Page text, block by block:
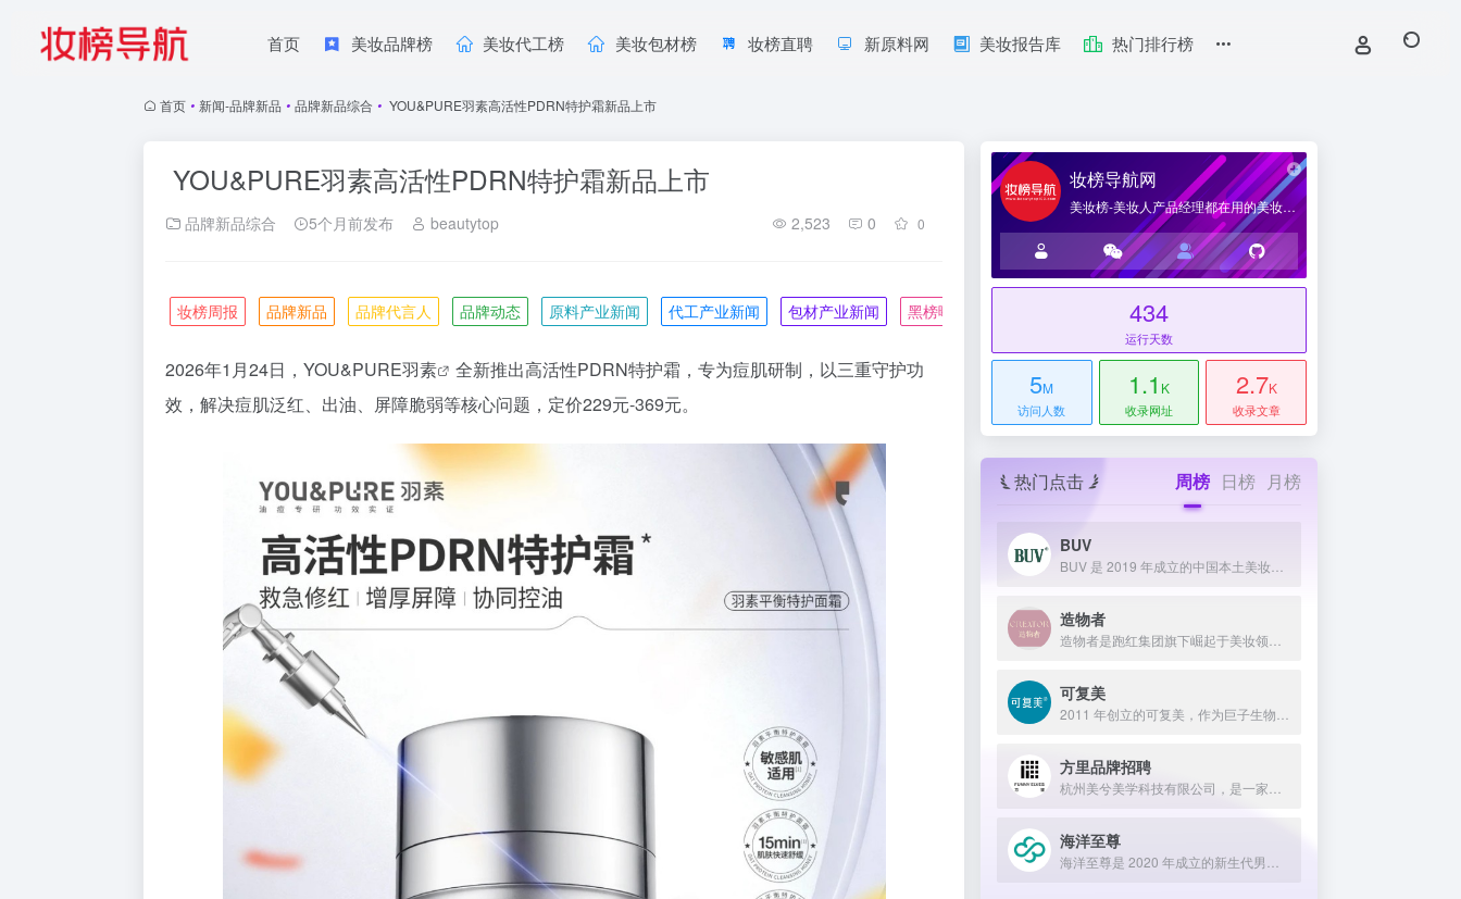
首页 美妆品牌榜 美妆代工榜 美妆包材榜 妆榜直聘 新原料网 美妆报告库 热门排行榜
首页 • 新闻-品牌新品 • 品牌新品综合 • YOU&PURE羽素高活性PDRN特护霜新品上市
YOU&PURE羽素高活性PDRN特护霜新品上市
品牌新品综合 5个月前发布 beautytop 2,523 0 0
妆榜周报 品牌新品 品牌代言人 品牌动态 原料产业新闻 代工产业新闻 包材产业新闻 黑榜曝光台
2026年1月24日，YOU&PURE羽素
全新推出高活性PDRN特护霜，专为痘肌研制，以三重守护功
效，解决痘肌泛红、出油、屏障脆弱等核心问题，定价229元-369元。
妆榜导航网
美妆榜-美妆人产品经理都在用的美妆产业导航网站
434
运行天数
5M
访问人数
1.1 K
收录网址
2.7K
收录文章
热门点击 周榜 日榜 月榜
BUV
造物者
可复美
方里品牌招聘
海洋至尊